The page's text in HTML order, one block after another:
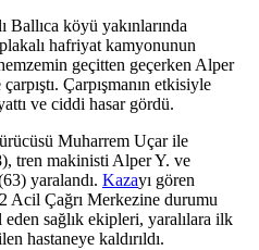
Ballıca köyü yakınlarında
hafriyat kamyonunun
geçitten geçerken Alper
Çarpışmanın etkisiyle
ve ciddi hasar gördü.
Muharrem Uçar ile
tren makinisti Alper Y. ve
yaralandı. Kazayı gören
Acil Çağrı Merkezine durumu
sağlık ekipleri, yaralılara ilk
hastaneye kaldırıldı.